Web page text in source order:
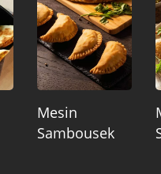
Mesin
Sambousek